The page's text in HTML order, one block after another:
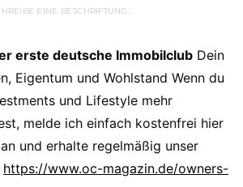
EINE BESCHRIFTUNG…
erste deutsche Immobilclub Dein
Eigentum und Wohlstand Wenn du
und Lifestyle mehr
melde ich einfach kostenfrei hier
und erhalte regelmäßig unser
https://www.oc-magazin.de/owners-